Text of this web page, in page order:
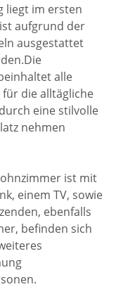
liegt im ersten
aufgrund der
ausgestattet
alle
die alltägliche
eine stilvolle
nehmen
ist mit
einem TV, sowie
ebenfalls
befinden sich